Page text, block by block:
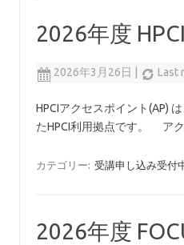
2026年度
2026年3月26日 Last
HPCIアクセスポイント(AP)
たHPCI利用拠点です。 ア
カテゴリー: 受講申し込み受付
2026年度